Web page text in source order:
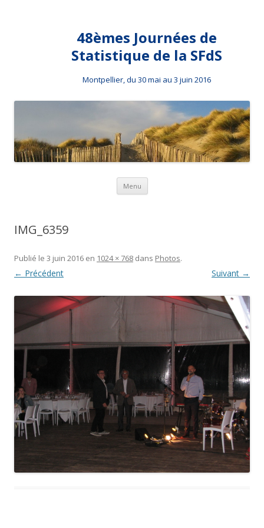
48èmes Journées de
Statistique de la SFdS
Montpellier, du 30 mai au 3 juin 2016
Menu Aller au contenu principal
IMG_6359
Publié le 3 juin 2016 en 1024 × 768 dans Photos.
← Précédent Suivant →